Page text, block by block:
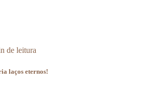
de leitura
laços eternos!